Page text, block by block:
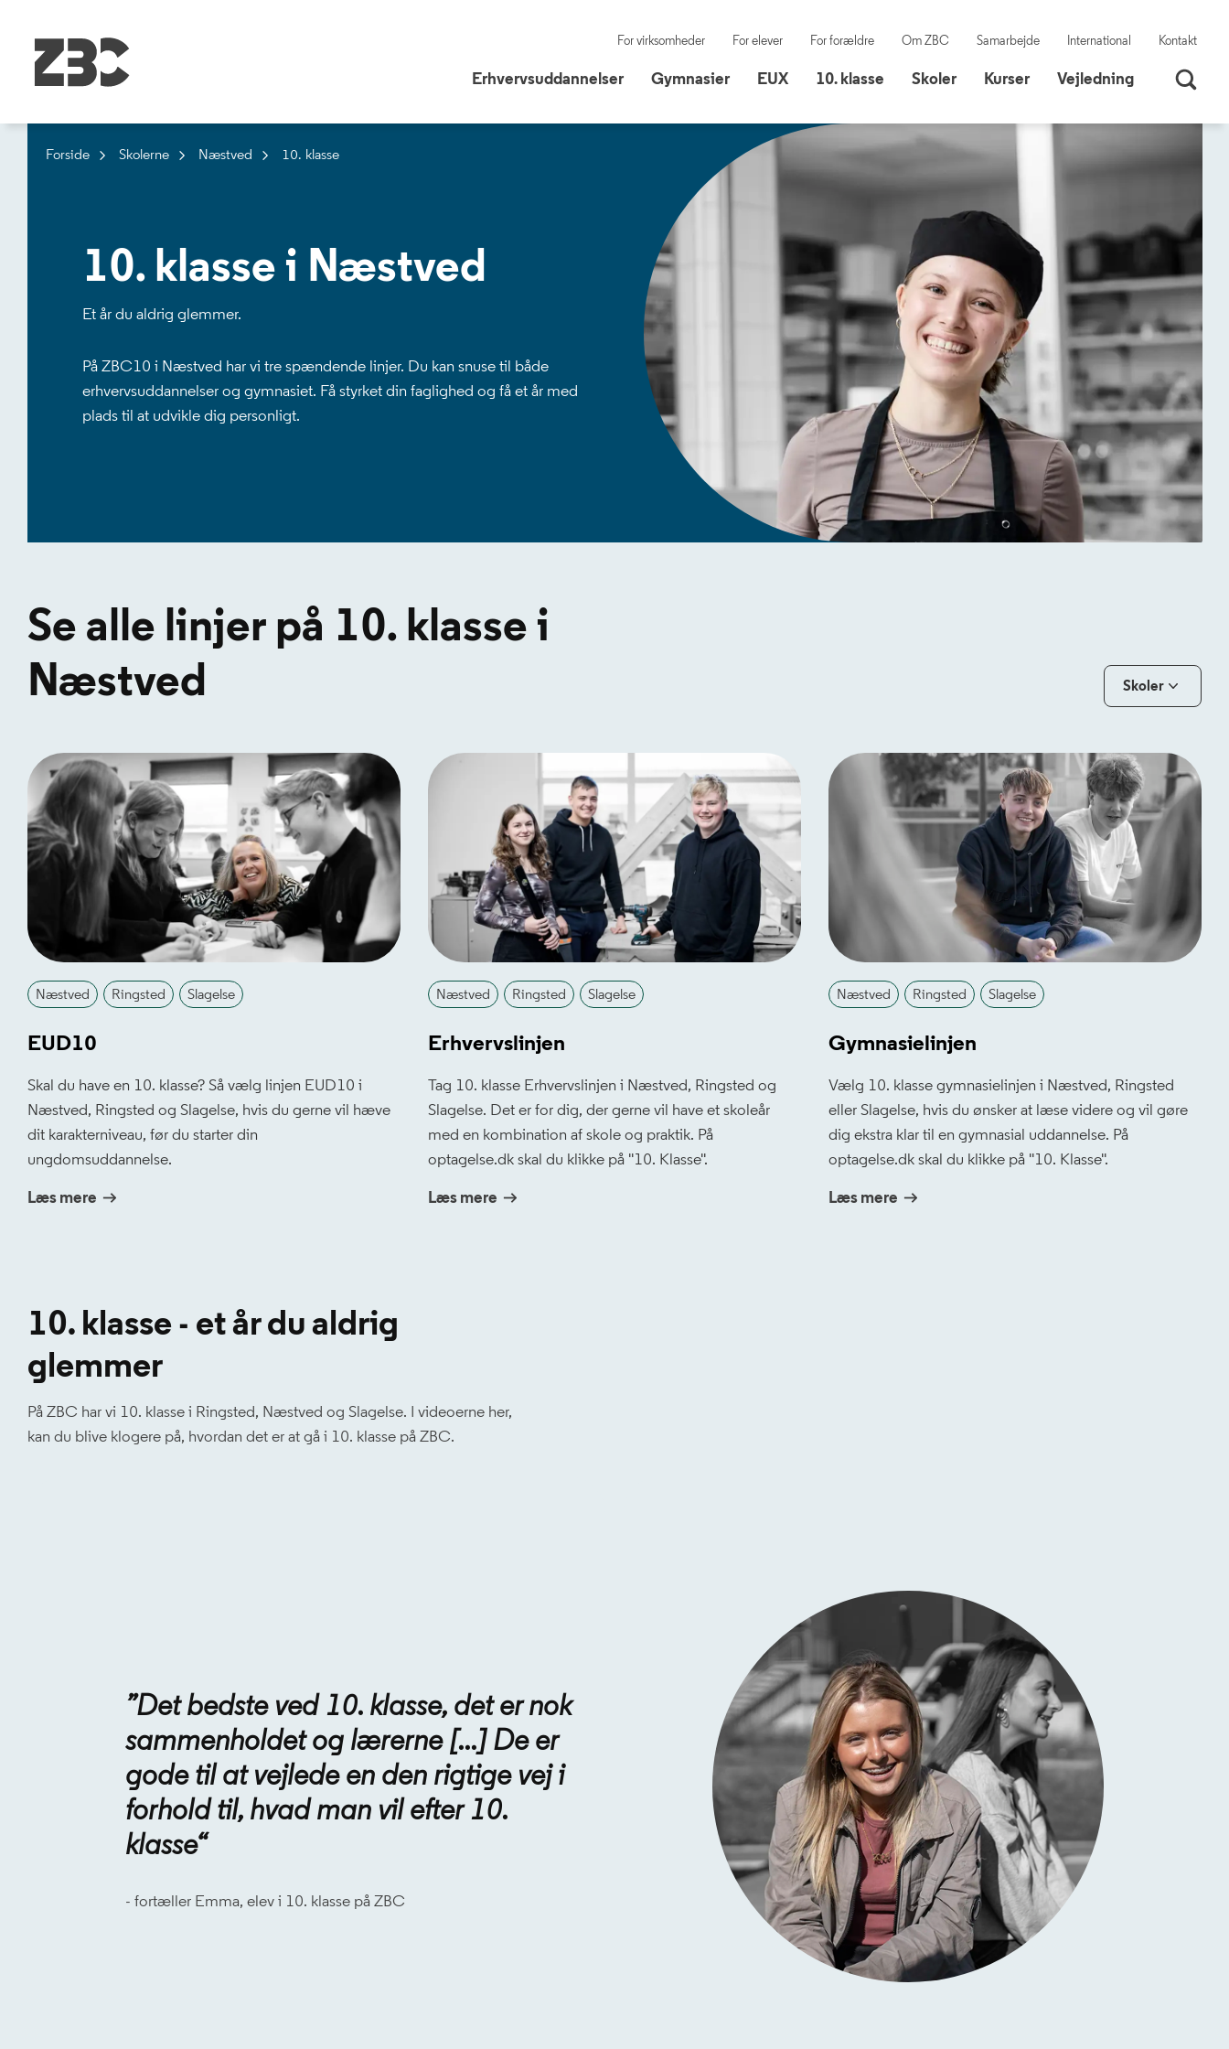
For virksomheder For elever For forældre Om ZBC Samarbejde International Kontakt
ErhvervsuddannelserErhvervsuddannelser
GymnasierGymnasier
EUXEUX10. klasse 10. klasse
SkolerSkolerKurser Vejledning Søg
Forside Skolerne Næstved 10. klasse
10. klasse i Næstved
Et år du aldrig glemmer.
På ZBC10 i Næstved har vi tre spændende linjer. Du kan snuse til både
erhvervsuddannelser og gymnasiet. Få styrket din faglighed og få et år med
plads til at udvikle dig personligt.
Se alle linjer på 10. klasse i
Næstved
Skoler
Næstved Ringsted Slagelse
EUD10
Skal du have en 10. klasse? Så vælg linjen EUD10 i
Næstved, Ringsted og Slagelse, hvis du gerne vil hæve
dit karakterniveau, før du starter din
ungdomsuddannelse.
Læs mere
Næstved Ringsted Slagelse
Erhvervslinjen
Tag 10. klasse Erhvervslinjen i Næstved, Ringsted og
Slagelse. Det er for dig, der gerne vil have et skoleår
med en kombination af skole og praktik. På
optagelse.dk skal du klikke på ''10. Klasse''.
Læs mere
Næstved Ringsted Slagelse
Gymnasielinjen
Vælg 10. klasse gymnasielinjen i Næstved, Ringsted
eller Slagelse, hvis du ønsker at læse videre og vil gøre
dig ekstra klar til en gymnasial uddannelse. På
optagelse.dk skal du klikke på ''10. Klasse''.
Læs mere
10. klasse - et år du aldrig
glemmer
På ZBC har vi 10. klasse i Ringsted, Næstved og Slagelse. I videoerne her,
kan du blive klogere på, hvordan det er at gå i 10. klasse på ZBC.
”Det bedste ved 10. klasse, det er nok
sammenholdet og lærerne [...] De er
gode til at vejlede en den rigtige vej i
forhold til, hvad man vil efter 10.
klasse“
- fortæller Emma, elev i 10. klasse på ZBC